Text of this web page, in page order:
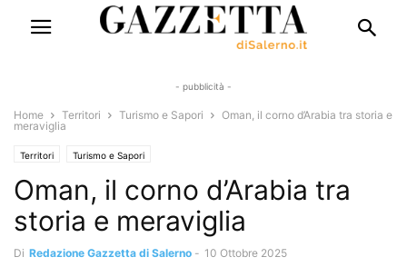
- pubblicità -
Home Territori Turismo e Sapori
Oman, il corno d’Arabia tra storia e
meraviglia
Territori Turismo e Sapori
Oman, il corno d’Arabia tra
storia e meraviglia
Di Redazione Gazzetta di Salerno - 10 Ottobre 2025